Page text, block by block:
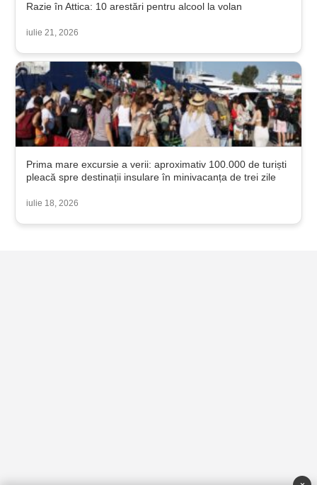
Razie în Attica: 10 arestări pentru alcool la volan
iulie 21, 2026
Prima mare excursie a verii: aproximativ 100.000 de turiști
pleacă spre destinații insulare în minivacanța de trei zile
iulie 18, 2026